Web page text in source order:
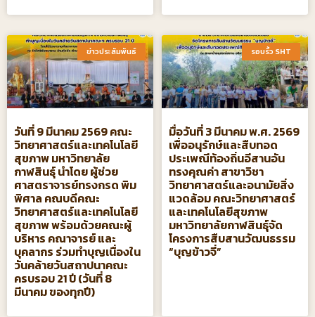
ข่าวประสัมพันธ์​
วันที่ 9 มีนาคม 2569 คณะ
วิทยาศาสตร์และเทคโนโลยี
สุขภาพ มหาวิทยาลัย
กาฬสินธุ์ นำโดย ผู้ช่วย
ศาสตราจารย์ทรงกรด พิม
พิศาล คณบดีคณะ
วิทยาศาสตร์และเทคโนโลยี
สุขภาพ พร้อมด้วยคณะผู้
บริหาร คณาจารย์ และ
บุคลากร ร่วมทำบุญเนื่องใน
วันคล้ายวันสถาปนาคณะ
ครบรอบ 21 ปี (วันที่ 8
มีนาคม ของทุกปี)
รอบรั้ว SHT​
มื่อวันที่ 3 มีนาคม พ.ศ. 2569
เพื่ออนุรักษ์และสืบทอด
ประเพณีท้องถิ่นอีสานอัน
ทรงคุณค่า สาขาวิชา
วิทยาศาสตร์และอนามัยสิ่ง
แวดล้อม คณะวิทยาศาสตร์
และเทคโนโลยีสุขภาพ
มหาวิทยาลัยกาฬสินธุ์จัด
โครงการสืบสานวัฒนธรรม
“บุญข้าวจี่”